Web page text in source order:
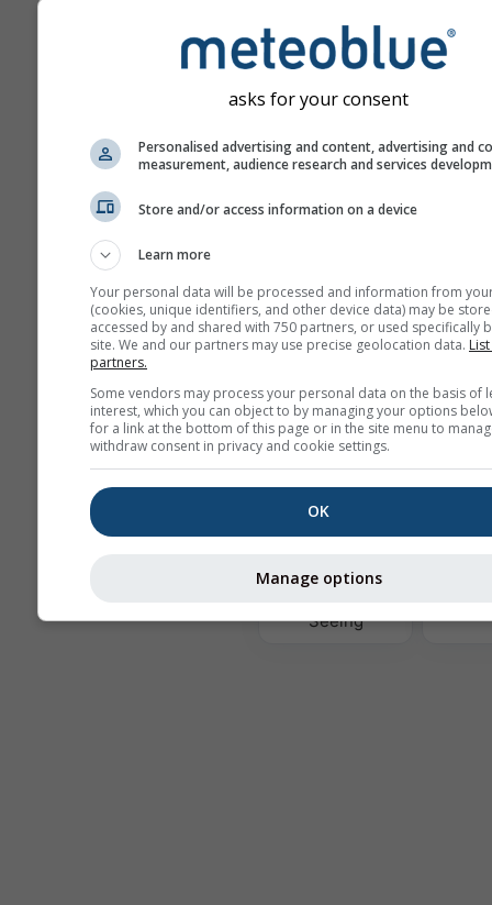
Прогноз створюється за
допомогою «ensemble»-
моделей. Виконується
початковими
точніше оцінити
передбачуваність
Більше погодних даних
Сезонний
прогноз
Seeing
asks for your consent
Personalised advertising and content, advertising and
measurement, audience research and services
Store and/or access information on a device
Learn more
Your personal data will be processed and information from
(cookies, unique identifiers, and other device data) may be
accessed by and shared with 750 partners, or used specifically
site. We and our partners may use precise geolocation data.
partners.
Some vendors may process your personal data on the basis of
interest, which you can object to by managing your options
for a link at the bottom of this page or in the site menu to
withdraw consent in privacy and cookie settings.
OK
Manage options